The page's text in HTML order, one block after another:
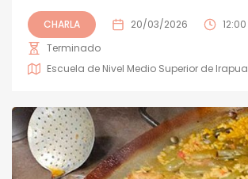
CHARLA 20/03/2026
12:00
Terminado
Escuela de Nivel Medio Superior de